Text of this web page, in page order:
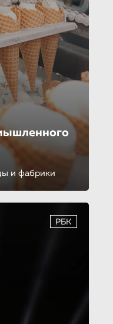
и фабрики
РБК